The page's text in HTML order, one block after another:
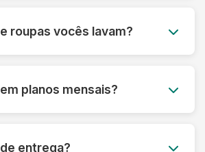
tudo limpo e passado
roupas vocês lavam?
de couro. Também
tapetes, tênis e muito mais.
planos mensais?
entrega?